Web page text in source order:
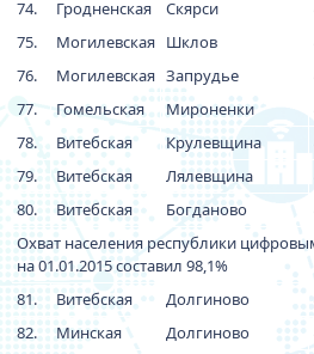
74.
Гродненская Скярси
75.
Могилевская Шклов
76.
Могилевская Запрудье
77.
Гомельская Мироненки
78.
Витебская Крулевщина
79.
Витебская Лялевщина
80.
Витебская Богданово
Охват населения республики
на 01.01.2015 составил 98,1%
81.
Витебская Долгиново
82.
Минская Долгиново